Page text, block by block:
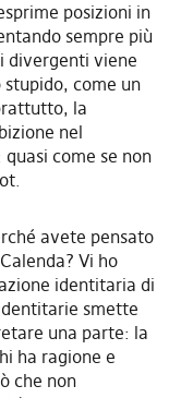
posizioni in
sempre più
divergenti viene
come un
la
nel
come se non
avete pensato
Vi ho
identitaria di
smette
una parte: la
ha ragione e
che non